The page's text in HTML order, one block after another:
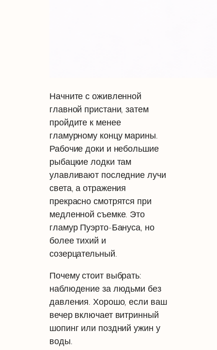
Начните с оживленной
главной пристани, затем
пройдите к менее
гламурному концу марины.
Рабочие доки и небольшие
рыбацкие лодки там
улавливают последние лучи
света, а отражения
прекрасно смотрятся при
медленной съемке. Это
гламур Пуэрто-Бануса, но
более тихий и
созерцательный.
Почему стоит выбрать:
наблюдение за людьми без
давления. Хорошо, если ваш
вечер включает витринный
шопинг или поздний ужин у
воды.